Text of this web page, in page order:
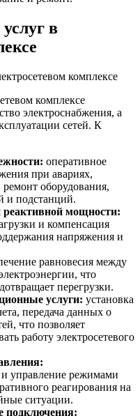
в
комплексе
электроснабжения, а
сетей. К
оперативное
при авариях,
оборудования,
и подстанций.
мощности:
и компенсация
напряжения и
равновесия между
что
перегрузки.
услуги: установка
передача данных о
что позволяет
работу электросетевого
управление режимами
реагирования на
ситуации.
подключения: